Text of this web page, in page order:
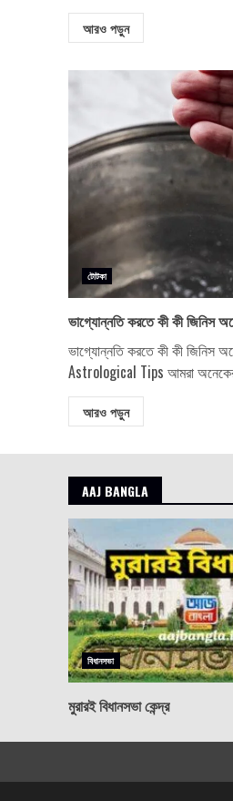
আরও পড়ুন
টোটকা
ভাগ্যোন্নতি করতে কী কী জিনিস
ভাগ্যোন্নতি করতে কী কী জিনিস
Astrological Tips আমরা অনেকের
আরও পড়ুন
AAJ BANGLA
বিধানসভা
মুরারই বিধানসভা কেন্দ্র